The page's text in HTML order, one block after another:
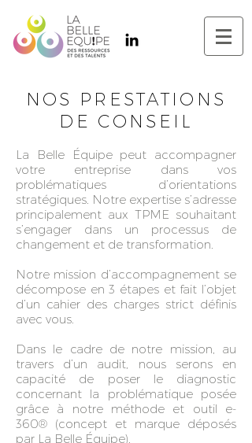
NOS PRESTATIONS
DE CONSEIL
La Belle Équipe peut accompagner
votre entreprise dans vos
problématiques d’orientations
stratégiques. Notre expertise s’adresse
principalement aux TPME souhaitant
s’engager dans un processus de
changement et de transformation.
Notre mission d’accompagnement se
décompose en 3 étapes et fait l’objet
d’un cahier des charges strict définis
avec vous.
Dans le cadre de notre mission, au
travers d’un audit, nous serons en
capacité de poser le diagnostic
concernant la problématique posée
grâce à notre méthode et outil e-
360® (concept et marque déposés
par La Belle Équipe).